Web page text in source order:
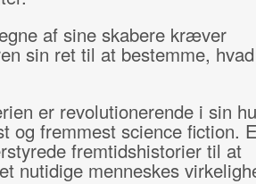
af sine skabere kræver
sin ret til at bestemme,
er revolutionerende i sin
og fremmest science fiction.
fremtidshistorier til at
nutidige menneskes